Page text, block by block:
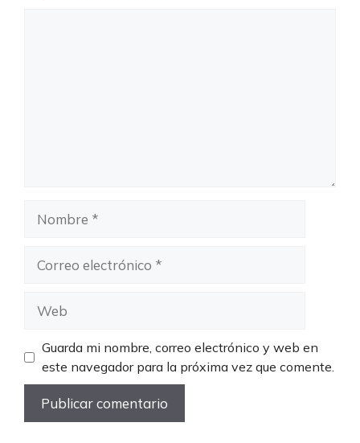
electrónico
Guarda mi nombre, correo electrónico y web en
este navegador para la próxima vez que comente.